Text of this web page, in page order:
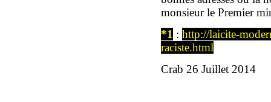
monsieur le Premier
*1 : http://laicite-
raciste.html
Crab 26 Juillet 2014